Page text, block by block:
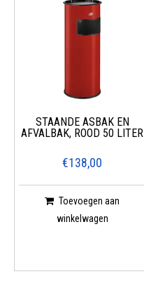
STAANDE ASBAK EN
AFVALBAK, ROOD 50 LITER
€138,00
Toevoegen aan
winkelwagen